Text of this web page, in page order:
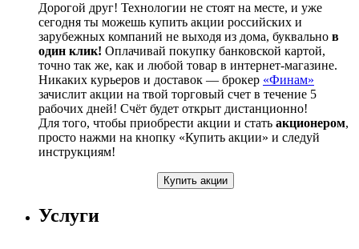
Дорогой друг! Технологии не стоят на месте, и уже
сегодня ты можешь купить акции российских и
зарубежных компаний не выходя из дома, буквально в
один клик! Оплачивай покупку банковской картой,
точно так же, как и любой товар в интернет-магазине.
Никаких курьеров и доставок — брокер «Финам»
зачислит акции на твой торговый счет в течение 5
рабочих дней! Счёт будет открыт дистанционно!
Для того, чтобы приобрести акции и стать акционером,
просто нажми на кнопку «Купить акции» и следуй
инструкциям!
Купить акции
Услуги